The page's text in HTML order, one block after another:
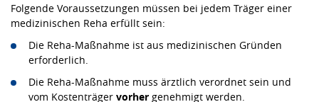
Folgende Voraussetzungen müssen bei jedem Träger einer
medizinischen Reha erfüllt sein:
Die Reha-Maßnahme ist aus medizinischen Gründen
erforderlich.
Die Reha-Maßnahme muss ärztlich verordnet sein und
vom Kostenträger vorher genehmigt werden.